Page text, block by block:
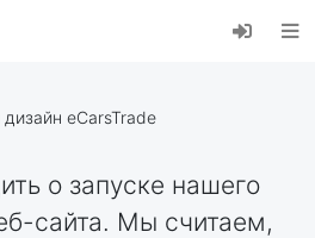
eCarsTrade,
экран и получайте
Установить
eCarsTrade
о запуске нашего
сайта. Мы считаем,